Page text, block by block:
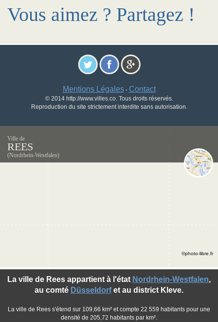
Vous aimez ? Partagez !
Mentions Légales- Contact
© 2014 http://www.villes.co. Tous droits réservés.
Reproduction du site strictement interdite sans autorisation.
Ville de
REES
(Nordrhein-Westfalen)
La ville de Rees appartient à l'état Nordrhein-Westfalen,
au comté Düsseldorfet au district Kleve.
La ville de Rees s'étend sur 109,66 km² et compte 22 559 habitants pour une
densité de 205,72 habitants par km².
©photo-libre.fr